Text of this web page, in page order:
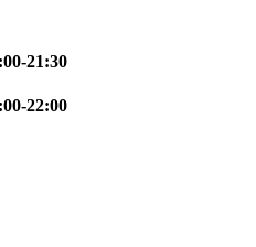
21:30
22:00